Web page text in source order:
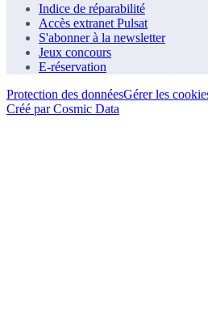
Indice de réparabilité
Accès extranet Pulsat
S'abonner à la newsletter
Jeux concours
E-réservation
Protection des donnéesGérer les
Créé par Cosmic Data